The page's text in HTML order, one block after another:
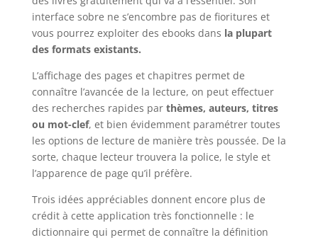
interface sobre ne s’encombre pas de fioritures et
vous pourrez exploiter des ebooks dans la plupart
des formats existants.
L’affichage des pages et chapitres permet de
connaître l’avancée de la lecture, on peut effectuer
des recherches rapides par thèmes, auteurs, titres
ou mot-clef, et bien évidemment paramétrer toutes
les options de lecture de manière très poussée. De la
sorte, chaque lecteur trouvera la police, le style et
l’apparence de page qu’il préfère.
Trois idées appréciables donnent encore plus de
crédit à cette application très fonctionnelle : le
dictionnaire qui permet de connaître la définition